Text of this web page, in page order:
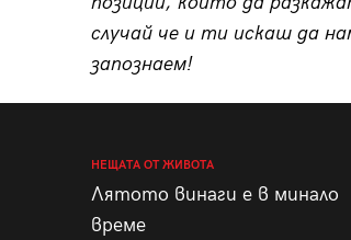
случай че и ти искаш да
запознаем!
НЕЩАТА ОТ ЖИВОТА
Лятото винаги е в минало
време